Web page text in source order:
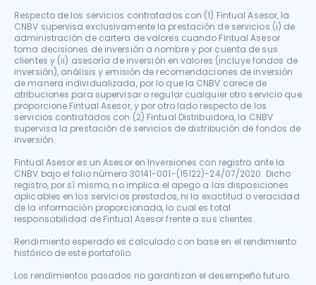
Respecto de los servicios contratados con (1) Fintual Asesor, la
CNBV supervisa exclusivamente la prestación de servicios (i) de
administración de cartera de valores cuando Fintual Asesor
toma decisiones de inversión a nombre y por cuenta de sus
clientes y (ii) asesoría de inversión en valores (incluye fondos de
inversión), análisis y emisión de recomendaciones de inversión
de manera individualizada, por lo que la CNBV carece de
atribuciones para supervisar o regular cualquier otro servicio que
proporcione Fintual Asesor, y por otro lado respecto de los
servicios contratados con (2) Fintual Distribuidora, la CNBV
supervisa la prestación de servicios de distribución de fondos de
inversión.
Fintual Asesor es un Asesor en Inversiones con registro ante la
CNBV bajo el folio número 30141-001-(15122)-24/07/2020. Dicho
registro, por sí mismo, no implica el apego a las disposiciones
aplicables en los servicios prestados, ni la exactitud o veracidad
de la información proporcionada, lo cual es total
responsabilidad de Fintual Asesor frente a sus clientes.
Rendimiento esperado es calculado con base en el rendimiento
histórico de este portafolio.
Los rendimientos pasados no garantizan el desempeño futuro.